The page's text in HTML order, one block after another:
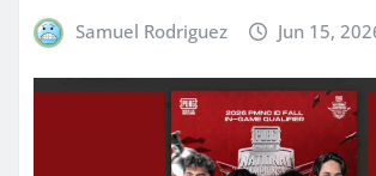
Samuel Rodriguez Jun 15,